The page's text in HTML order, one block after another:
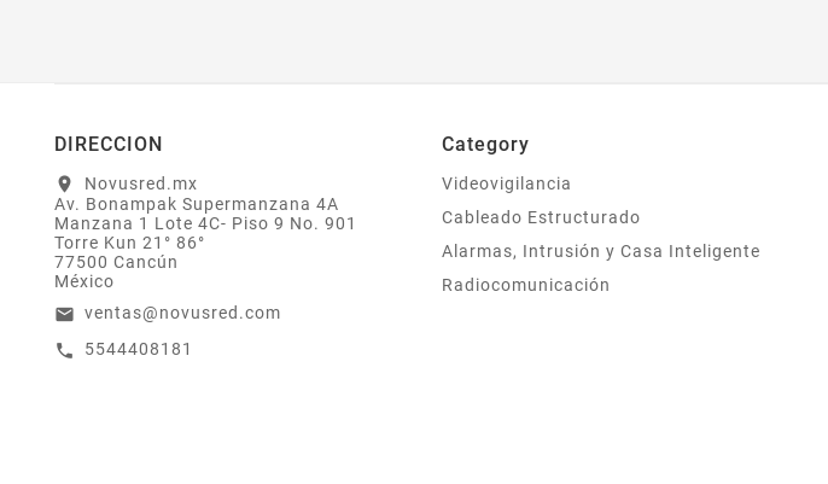
DIRECCION
location_on
Novusred.mx
Av. Bonampak Supermanzana 4A
Manzana 1 Lote 4C- Piso 9 No. 901
Torre Kun 21° 86°
77500 Cancún
México
email ventas@novusred.com
call 5544408181
Category
Videovigilancia
Cableado Estructurado
Alarmas, Intrusión y Casa Inteligente
Radiocomunicación